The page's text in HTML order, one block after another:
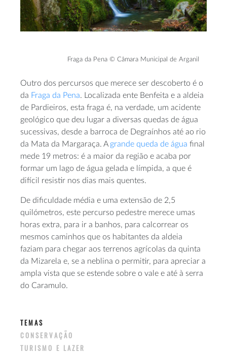
Fraga da Pena © Câmara Municipal de Arganil
Outro dos percursos que merece ser descoberto é o
da Fraga da Pena. Localizada ente Benfeita e a aldeia
de Pardieiros, esta fraga é, na verdade, um acidente
geológico que deu lugar a diversas quedas de água
sucessivas, desde a barroca de Degraínhos até ao rio
da Mata da Margaraça. A grande queda de água final
mede 19 metros: é a maior da região e acaba por
formar um lago de água gelada e límpida, a que é
difícil resistir nos dias mais quentes.
De dificuldade média e uma extensão de 2,5
quilómetros, este percurso pedestre merece umas
horas extra, para ir a banhos, para calcorrear os
mesmos caminhos que os habitantes da aldeia
faziam para chegar aos terrenos agrícolas da quinta
da Mizarela e, se a neblina o permitir, para apreciar a
ampla vista que se estende sobre o vale e até à serra
do Caramulo.
TEMAS
CONSERVAÇÃO
TURISMO E LAZER